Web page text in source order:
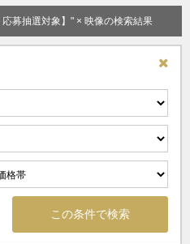
募抽選対象】" × 映像の検索結果